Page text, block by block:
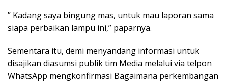
” Kadang saya bingung mas, untuk mau laporan sama
siapa perbaikan lampu ini,” paparnya.
Sementara itu, demi menyandang informasi untuk
disajikan diasumsi publik tim Media melalui via telpon
WhatsApp mengkonfirmasi Bagaimana perkembangan